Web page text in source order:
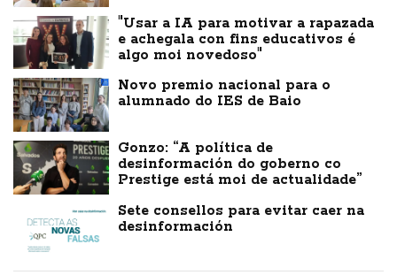
"Usar a IA para motivar a rapazada
e achegala con fins educativos é
algo moi novedoso"
Novo premio nacional para o
alumnado do IES de Baio
Gonzo: “A política de
desinformación do goberno co
Prestige está moi de actualidade”
Sete consellos para evitar caer na
desinformación